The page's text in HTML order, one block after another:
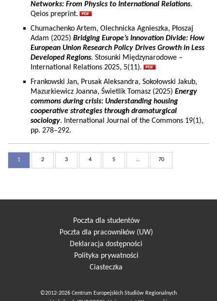
Networks: From Physics to International Relations.
Qeios preprint.
Chumachenko Artem, Olechnicka Agnieszka, Płoszaj
Adam (2025) Bridging Europe’s Innovation Divide: How
European Union Research Policy Drives Growth in Less
Developed Regions. Stosunki Międzynarodowe –
International Relations 2025, 5(11).
Frankowski Jan, Prusak Aleksandra, Sokołowski Jakub,
Mazurkiewicz Joanna, Świetlik Tomasz (2025) Energy
commons during crisis: Understanding housing
cooperative strategies through dramaturgical
sociology. International Journal of the Commons 19(1),
pp. 278–292.
1 2 3 4 5 ... 70
Poczta dla studentów
Poczta dla pracowników (UW)
Deklaracja dostępności
Polityka prywatności
Ciasteczka
©2012-2026 Centrum Europejskich Studiów Regionalnych